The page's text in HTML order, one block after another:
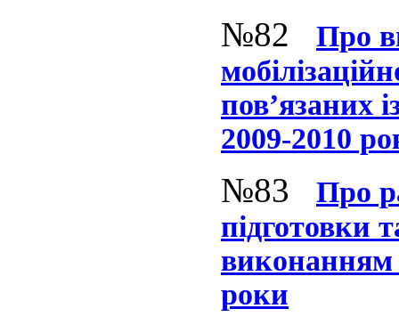
№82
Про
пов’язаних
2009-2010
№83
Про
підготовки
виконанням
роки